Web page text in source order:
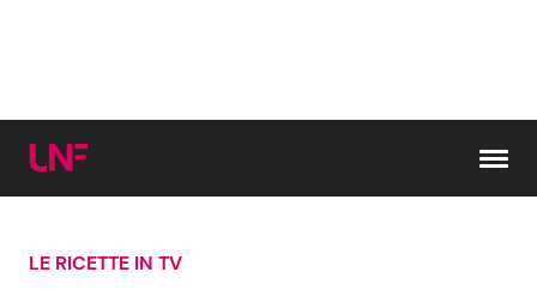
Cerca:
LE RICETTE IN TV